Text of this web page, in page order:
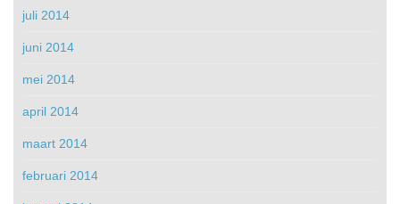
juli 2014
juni 2014
mei 2014
april 2014
maart 2014
februari 2014